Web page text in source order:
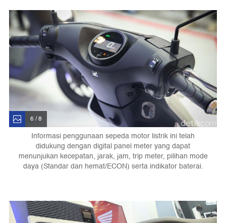
6 / 8
Informasi penggunaan sepeda motor listrik ini telah
didukung dengan digital panel meter yang dapat
menunjukan kecepatan, jarak, jam, trip meter, pilihan mode
daya (Standar dan hemat/ECON) serta indikator baterai.